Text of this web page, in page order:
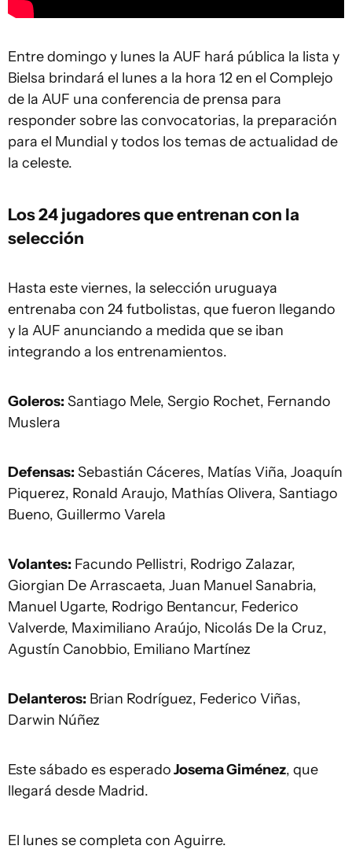
Entre domingo y lunes la AUF hará pública la lista y
Bielsa brindará el lunes a la hora 12 en el Complejo
de la AUF una conferencia de prensa para
responder sobre las convocatorias, la preparación
para el Mundial y todos los temas de actualidad de
la celeste.
Los 24 jugadores que entrenan con la
selección
Hasta este viernes, la selección uruguaya
entrenaba con 24 futbolistas, que fueron llegando
y la AUF anunciando a medida que se iban
integrando a los entrenamientos.
Goleros: Santiago Mele, Sergio Rochet, Fernando
Muslera
Defensas: Sebastián Cáceres, Matías Viña, Joaquín
Piquerez, Ronald Araujo, Mathías Olivera, Santiago
Bueno, Guillermo Varela
Volantes: Facundo Pellistri, Rodrigo Zalazar,
Giorgian De Arrascaeta, Juan Manuel Sanabria,
Manuel Ugarte, Rodrigo Bentancur, Federico
Valverde, Maximiliano Araújo, Nicolás De la Cruz,
Agustín Canobbio, Emiliano Martínez
Delanteros: Brian Rodríguez, Federico Viñas,
Darwin Núñez
Este sábado es esperadoJosema Giménez, que
llegará desde Madrid.
El lunes se completa con Aguirre.